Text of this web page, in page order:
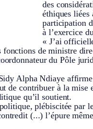
des
éthiques liées
participation
à l’exercice
« J’ai
de ministre
du Pôle
Alpha Ndiaye affirme
de contribuer à la mise
qu’il soutient.
plébiscitée par
(...) l’épure